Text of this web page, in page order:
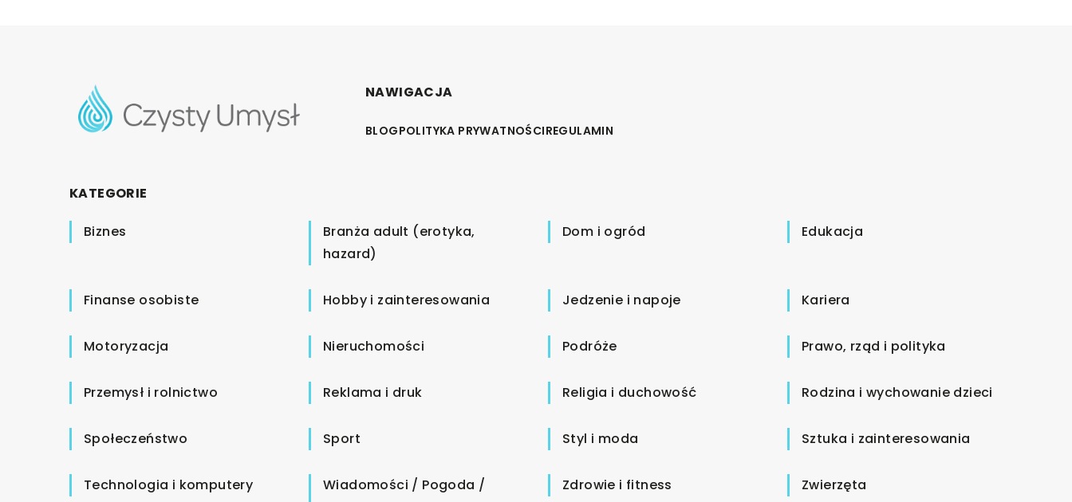
NAWIGACJA
BLOGPOLITYKA PRYWATNOŚCIREGULAMIN
KATEGORIE
Biznes
Branża adult (erotyka,
hazard)
Dom i ogród Edukacja
Finanse osobiste Hobby i zainteresowania Jedzenie i napoje Kariera
Motoryzacja Nieruchomości Podróże Prawo, rząd i polityka
Przemysł i rolnictwo Reklama i druk Religia i duchowość Rodzina i wychowanie dzieci
Społeczeństwo Sport Styl i moda Sztuka i zainteresowania
Technologia i komputery
Wiadomości / Pogoda /
Zdrowie i fitness Zwierzęta